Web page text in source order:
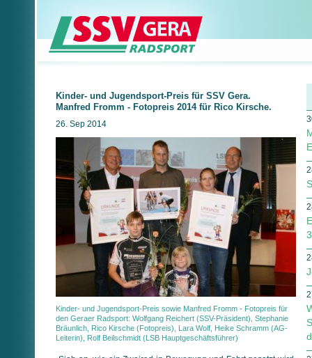
Kinder- und Jugendsport-Preis für SSV Gera.
Manfred Fromm - Fotopreis 2014 für Rico Kirsche.
26. Sep 2014
Kinder- und Jugendsport-Preis sowie Manfred Fromm - Fotopreis für
den Geraer Radsport: Wolfgang Reichert (SSV-Präsident), Stephanie
Bräunlich, Rico Kirsche (Fotopreis), Lara Wolf, Heike Schramm (AG-
Leiterin), Rolf Beilschmidt (LSB Hauptgeschäftsführer)